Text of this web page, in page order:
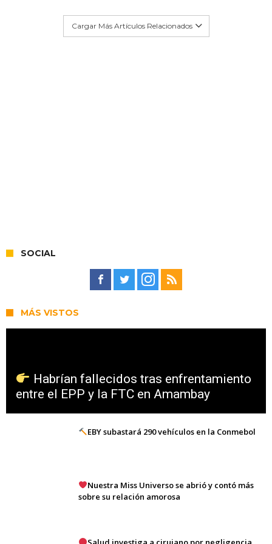
Cargar Más Artículos Relacionados
SOCIAL
MÁS VISTOS
Habrían fallecidos tras enfrentamiento
entre el EPP y la FTC en Amambay
EBY subastará 290 vehículos en la Conmebol
Nuestra Miss Universo se abrió y contó más
sobre su relación amorosa